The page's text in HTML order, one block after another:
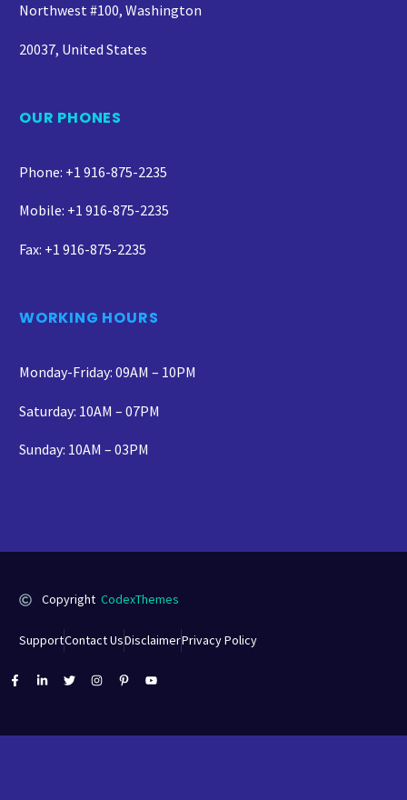
Northwest #100, Washington
20037, United States
OUR PHONES
Phone: +1 916-875-2235
Mobile: +1 916-875-2235
Fax: +1 916-875-2235
WORKING HOURS
Monday-Friday: 09AM – 10PM
Saturday: 10AM – 07PM
Sunday: 10AM – 03PM
Copyright CodexThemes
SupportContact UsDisclaimerPrivacy Policy